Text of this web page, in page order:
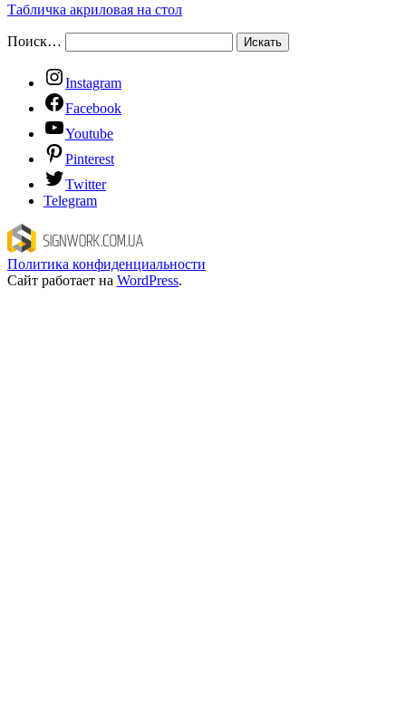
Табличка акриловая на стол
Поиск…
Instagram
Facebook
Youtube
Pinterest
Twitter
Telegram
Политика конфиденциальности
Сайт работает на WordPress.